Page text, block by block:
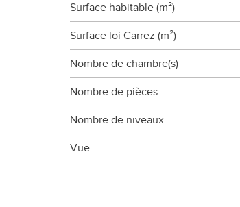
Surface habitable (m²)
Surface loi Carrez (m²)
Nombre de chambre(s)
Nombre de pièces
Nombre de niveaux
Vue